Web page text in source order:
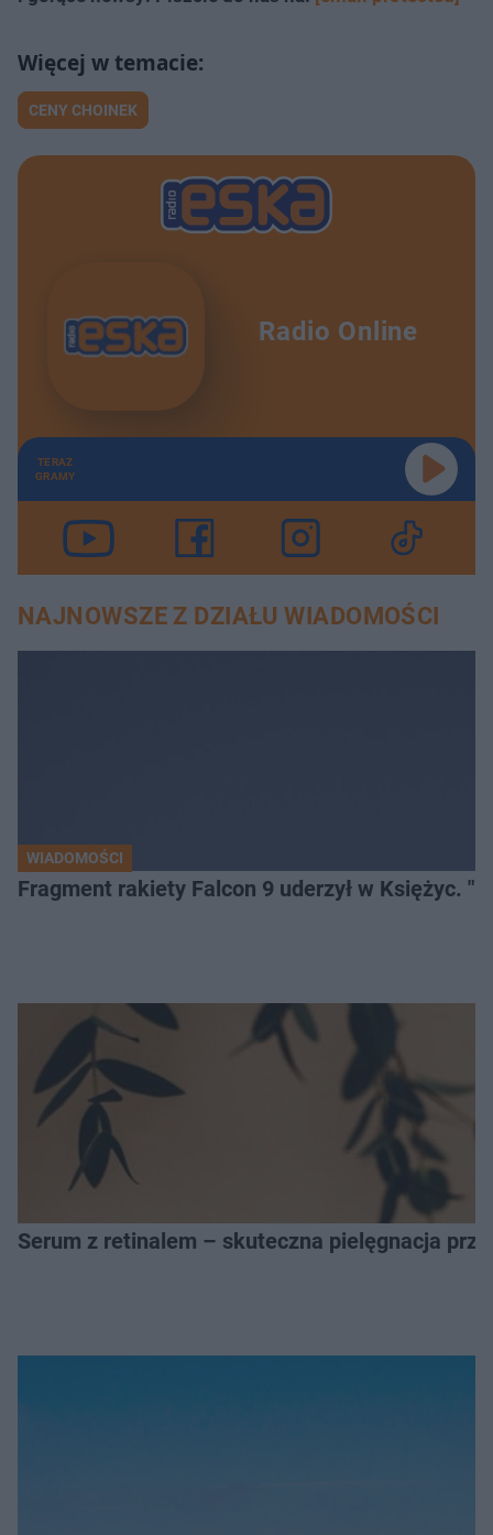
CENY CHOINEK
Radio Online
TERAZ
GRAMY
NAJNOWSZE Z DZIAŁU WIADOMOŚCI
WIADOMOŚCI
Fragment rakiety Falcon 9 uderzył w Księżyc.
Serum z retinalem – skuteczna pielęgnacja